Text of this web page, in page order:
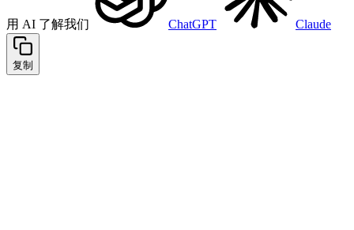
用 AI 了解我们 ChatGPT Claude
复制